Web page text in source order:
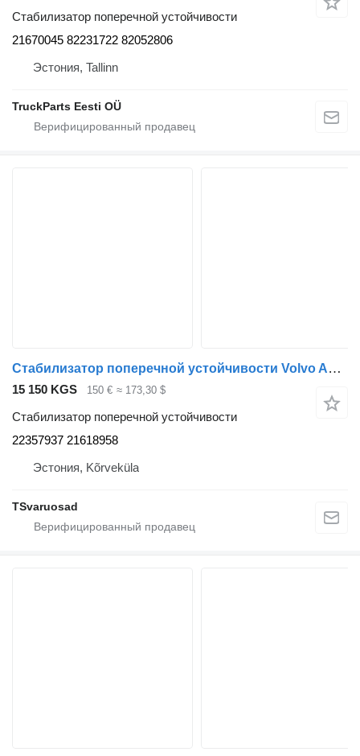
Стабилизатор поперечной устойчивости
21670045 82231722 82052806
Эстония, Tallinn
TruckParts Eesti OÜ
Стабилизатор поперечной устойчивости Volvo Anti-roll bar 22357937 для тягача Volvo FH
15 150 KGS 150 € ≈ 173,30 $
Стабилизатор поперечной устойчивости
22357937 21618958
Эстония, Kõrveküla
TSvaruosad